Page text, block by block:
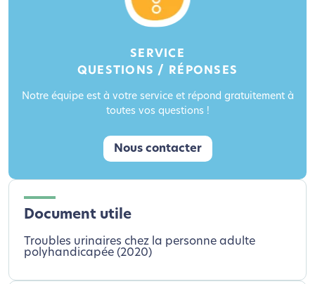
SERVICE
QUESTIONS / RÉPONSES
Notre équipe est à votre service et répond gratuitement à
toutes vos questions !
Nous contacter
Document utile
Troubles urinaires chez la personne adulte
polyhandicapée (2020)